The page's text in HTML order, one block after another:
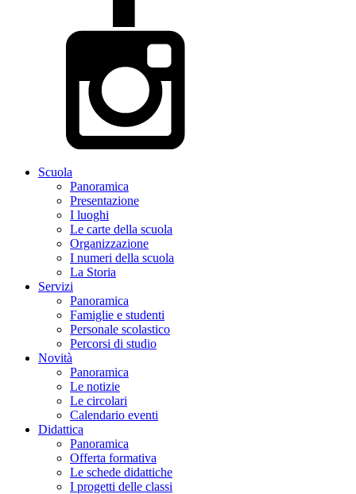
Scuola
Panoramica
Presentazione
I luoghi
Le carte della scuola
Organizzazione
I numeri della scuola
La Storia
Servizi
Panoramica
Famiglie e studenti
Personale scolastico
Percorsi di studio
Novità
Panoramica
Le notizie
Le circolari
Calendario eventi
Didattica
Panoramica
Offerta formativa
Le schede didattiche
I progetti delle classi